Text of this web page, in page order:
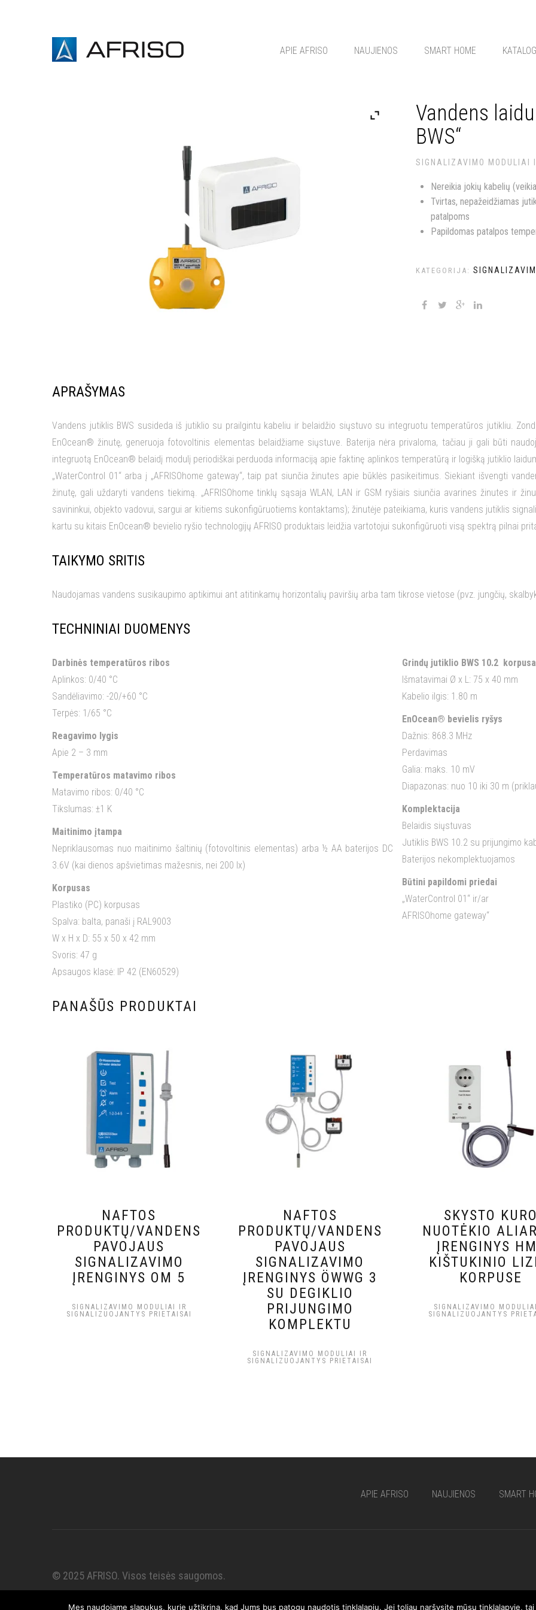
APIE AFRISO NAUJIENOS SMART HOME
Vandens
BWS“
SIGNALIZAVIMO
Nereikia jokių kabelių
Tvirtas, nepažeidžiamas
patalpoms
Papildomas patalpos
KATEGORIJA:
APRAŠYMAS
Vandens jutiklis BWS susideda iš jutiklio su prailgintu kabeliu ir belaidžio siųstuvo su integruotu temperatūros jutikliu.
EnOcean® žinutę, generuoja fotovoltinis elementas belaidžiame siųstuve. Baterija nėra privaloma, tačiau ji gali būti
integruotą EnOcean® belaidį modulį periodiškai perduoda informaciją apie faktinę aplinkos temperatūrą ir logišką jutiklio
„WaterControl 01“ arba į „AFRISOhome gateway“, taip pat siunčia žinutes apie būklės pasikeitimus. Siekiant išvengti
žinutę, gali uždaryti vandens tiekimą. „AFRISOhome tinklų sąsaja WLAN, LAN ir GSM ryšiais siunčia avarines žinutes ir
savininkui, objekto vadovui, sargui ar kitiems sukonfigūruotiems kontaktams); žinutėje pateikiama, kuris vandens jutiklis
kartu su kitais EnOcean® bevielio ryšio technologijų AFRISO produktais leidžia vartotojui sukonfigūruoti visą spektrą pilnai
TAIKYMO SRITIS
Naudojamas vandens susikaupimo aptikimui ant atitinkamų horizontalių paviršių arba tam tikrose vietose (pvz. jungčių,
TECHNINIAI DUOMENYS
Darbinės temperatūros ribos
Aplinkos: 0/40 °C
Sandėliavimo: -20/+60 °C
Terpės: 1/65 °C
Reagavimo lygis
Apie 2 – 3 mm
Temperatūros matavimo ribos
Matavimo ribos: 0/40 °C
Tikslumas: ±1 K
Maitinimo įtampa
Nepriklausomas nuo maitinimo šaltinių (fotovoltinis elementas) arba ½ AA baterijos DC
3.6V (kai dienos apšvietimas mažesnis, nei 200 lx)
Korpusas
Plastiko (PC) korpusas
Spalva: balta, panaši į RAL9003
W x H x D: 55 x 50 x 42 mm
Svoris: 47 g
Apsaugos klasė: IP 42 (EN60529)
Grindų jutiklio BWS 10.2
Išmatavimai Ø x L: 75 x 40 mm
Kabelio ilgis: 1.80 m
EnOcean® bevielis ryšys
Dažnis: 868.3 MHz
Perdavimas
Galia: maks. 10 mV
Diapazonas: nuo 10 iki 30 m
Komplektacija
Belaidis siųstuvas
Jutiklis BWS 10.2 su prijungimo
Baterijos nekomplektuojamos
Būtini papildomi priedai
„WaterControl 01“ ir/ar
AFRISOhome gateway“
PANAŠŪS PRODUKTAI
NAFTOS
PRODUKTŲ/VANDENS
PAVOJAUS
SIGNALIZAVIMO
ĮRENGINYS OM 5
SIGNALIZAVIMO MODULIAI IR
SIGNALIZUOJANTYS PRIETAISAI
NAFTOS
PRODUKTŲ/VANDENS
PAVOJAUS
SIGNALIZAVIMO
ĮRENGINYS ÖWWG 3
SU DEGIKLIO
PRIJUNGIMO
KOMPLEKTU
SIGNALIZAVIMO MODULIAI IR
SIGNALIZUOJANTYS PRIETAISAI
SKYSTO
NUOTĖKIO
ĮRENGINYS
KIŠTUKINIO
KORPUSE
SIGNALIZAVIMO
SIGNALIZUOJANTYS
APIE AFRISO NAUJIENOS SMART
© 2025 AFRISO. Visos teisės saugomos.
Mes naudojame slapukus, kurie užtikrina, kad Jums bus patogu naudotis tinklalapiu. Jei toliau naršysite mūsų tinklalapyje,